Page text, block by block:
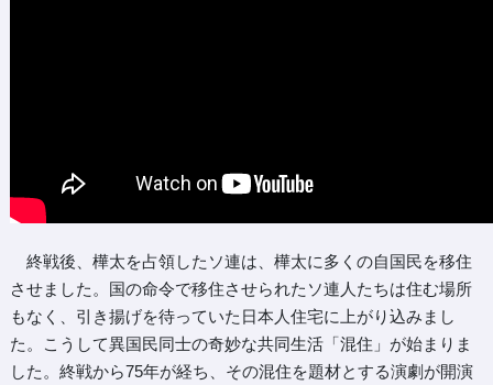
終戦後、樺太を占領したソ連は、樺太に多くの自国民を移住
させました。国の命令で移住させられたソ連人たちは住む場所
もなく、引き揚げを待っていた日本人住宅に上がり込みまし
た。こうして異国民同士の奇妙な共同生活「混住」が始まりま
した。終戦から75年が経ち、その混住を題材とする演劇が開演